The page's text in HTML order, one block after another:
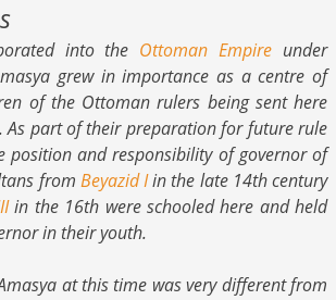
into the Ottoman Empire under
grew in importance as a centre of
of the Ottoman rulers being sent here
As part of their preparation for future rule
position and responsibility of governor of
from Beyazid Iin the late 14th century
in the 16th were schooled here and held
in their youth.
at this time was very different from